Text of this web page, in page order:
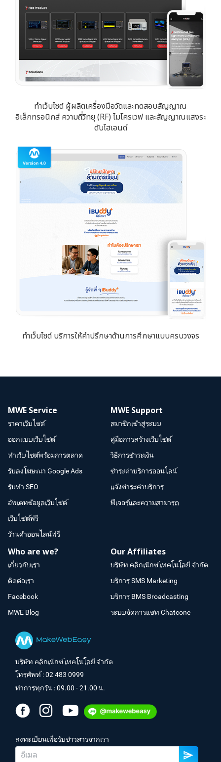
ทำเว็บไซต์ ผู้ผลิตเครื่องมือวัดและทดสอบสัญญาณ
อิเล็กทรอนิกส์ ความถี่วิทยุ (RF) ไมโครเวฟ และสัญญาณแสงระ
ดับไฮเอนด์
ทำเว็บไซต์ บริการให้คำปรึกษาด้านการศึกษาแบบครบวงจร
MWE Service
ราคาเว็บไซต์
ออกแบบเว็บไซต์
ทำเว็บไซต์พร้อมการตลาด
รับลงโฆษณา Google Ads
รับทำ SEO
อัพเดทข้อมูลเว็บไซต์
เว็บไซต์ฟรี
ร้านค้าออนไลน์ฟรี
MWE Support
สมาชิกเข้าสู่ระบบ
คู่มือการสร้างเว็บไซต์
วิธีการชำระเงิน
ชำระค่าบริการออนไลน์
แจ้งชำระค่าบริการ
ฟีเจอร์และความสามารถ
Who are we?
เกี่ยวกับเรา
ติดต่อเรา
Facebook
MWE Blog
Our Affiliates
บริษัท คลิกเน็กซ์ เทคโนโลยี จำกัด
บริการ SMS Marketing
บริการ BMS Broadcasting
ระบบจัดการแชท Chatcone
บริษัท คลิกเน็กซ์ เทคโนโลยี จำกัด
โทรศัพท์ :02 483 0999
ทำการทุกวัน : 09.00 - 21.00 น.
ลงทะเบียนเพื่อรับข่าวสารจากเรา